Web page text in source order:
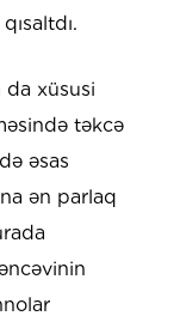
da xüsusi
təkcə
əsas
ən parlaq